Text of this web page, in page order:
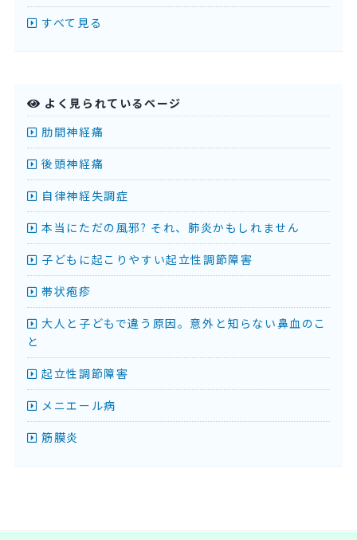
すべて見る
よく見られているページ
肋間神経痛
後頭神経痛
自律神経失調症
本当にただの風邪? それ、肺炎かもしれません
子どもに起こりやすい起立性調節障害
帯状疱疹
大人と子どもで違う原因。意外と知らない鼻血のこ
と
起立性調節障害
メニエール病
筋膜炎